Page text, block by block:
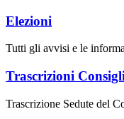
Elezioni
Tutti gli avvisi e le
Trascrizioni
Trascrizione Sedute del